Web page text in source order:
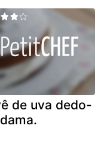
de uva dedo-